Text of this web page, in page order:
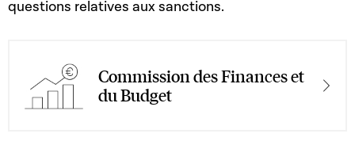
questions relatives aux sanctions.
Commission des Finances et
du Budget